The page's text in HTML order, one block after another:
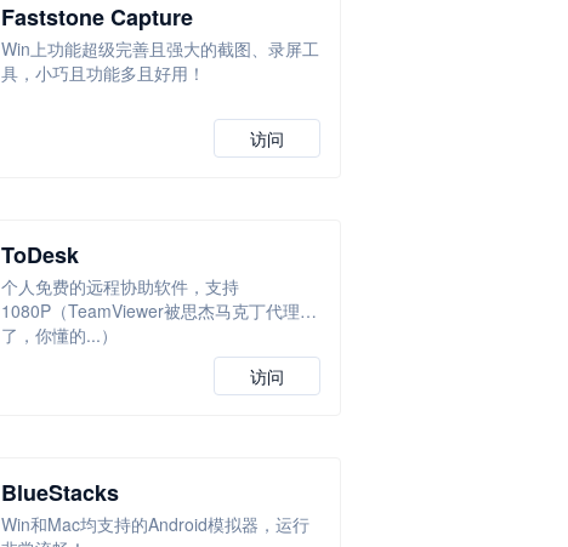
Faststone Capture
Win上功能超级完善且强大的截图、录屏工
具，小巧且功能多且好用！
访问
ToDesk
个人免费的远程协助软件，支持
1080P（TeamViewer被思杰马克丁代理
了，你懂的...）
访问
BlueStacks
Win和Mac均支持的Android模拟器，运行